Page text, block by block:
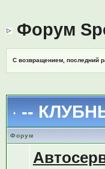
Форум
С возвращением, последний
--
Форум